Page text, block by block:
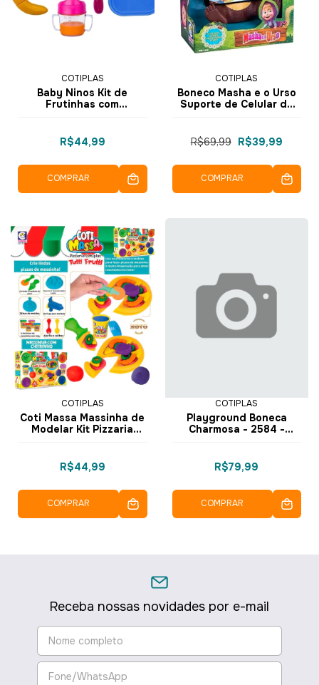
COTIPLAS
Baby Ninos Kit de
Frutinhas com
R$44,99
COMPRAR
COTIPLAS
Boneco Masha e o Urso
Suporte de Celular do
R$69,99 R$39,99
COMPRAR
COTIPLAS
Coti Massa Massinha de
Modelar Kit Pizzaria
R$44,99
COMPRAR
COTIPLAS
Playground Boneca
Charmosa - 2584 -
R$79,99
COMPRAR
Receba nossas novidades por e-mail